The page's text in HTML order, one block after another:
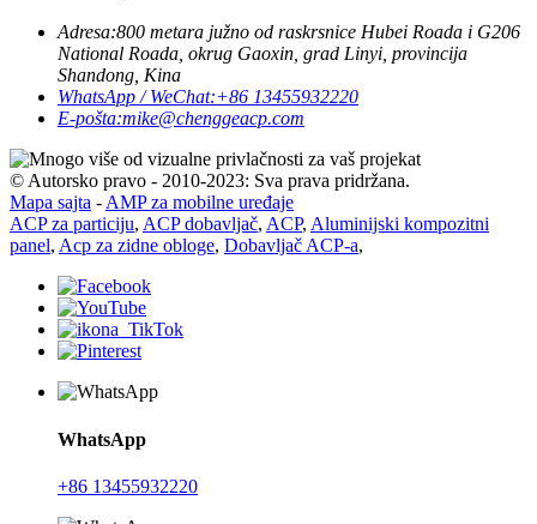
Adresa:800 metara južno od raskrsnice Hubei Roada i G206
National Roada, okrug Gaoxin, grad Linyi, provincija
Shandong, Kina
WhatsApp / WeChat:+86 13455932220
E-pošta:mike@chenggeacp.com
© Autorsko pravo - 2010-2023: Sva prava pridržana.
Mapa sajta - AMP za mobilne uređaje
ACP za particiju, ACP dobavljač, ACP, Aluminijski kompozitni
panel, Acp za zidne obloge, Dobavljač ACP-a,
WhatsApp
+86 13455932220